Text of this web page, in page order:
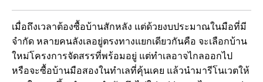
เมื่อถึงเวลาต้องซื้อบ้านสักหลัง แต่ด้วยงบประมาณในมือที่มี
จำกัด หลายคนลังเลอยู่ตรงทางแยกเดียวกันคือ จะเลือกบ้าน
ใหม่โครงการจัดสรรที่พร้อมอยู่ แต่ทำเลอาจไกลออกไป
หรือจะซื้อบ้านมือสองในทำเลที่คุ้นเคย แล้วนำมารีโนเวตให้